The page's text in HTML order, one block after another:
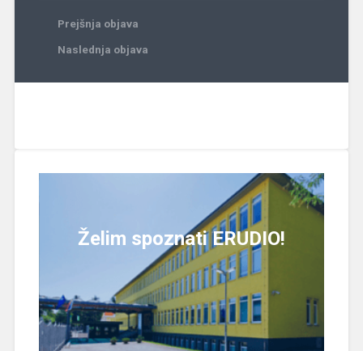
Prejšnja objava
Naslednja objava
Želim spoznati ERUDIO!